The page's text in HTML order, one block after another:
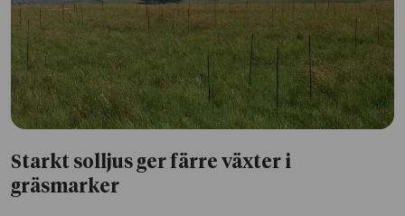
Starkt solljus ger färre växter i
gräsmarker